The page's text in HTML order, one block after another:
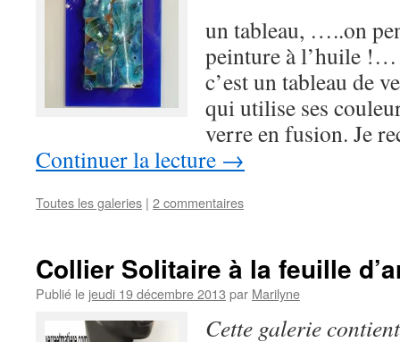
un tableau, …..on
peinture à l’huile
c’est un tableau de
qui utilise ses
verre en fusion. Je
Continuer la lecture →
Toutes les galeries | 2 commentaires
Collier Solitaire à la feuille
Publié le jeudi 19 décembre 2013 par Marilyne
Cette galerie